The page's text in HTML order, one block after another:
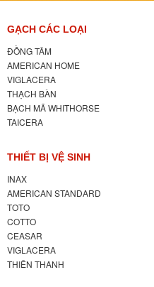
GẠCH CÁC LOẠI
ĐỒNG TÂM
AMERICAN HOME
VIGLACERA
THẠCH BÀN
BẠCH MÃ WHITHORSE
TAICERA
THIẾT BỊ VỆ SINH
INAX
AMERICAN STANDARD
TOTO
COTTO
CEASAR
VIGLACERA
THIÊN THANH